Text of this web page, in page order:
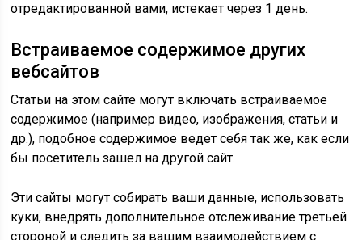
отредактированной вами, истекает через 1 день.
Встраиваемое содержимое других
вебсайтов
Статьи на этом сайте могут включать встраиваемое
содержимое (например видео, изображения, статьи и
др.), подобное содержимое ведет себя так же, как если
бы посетитель зашел на другой сайт.
Эти сайты могут собирать ваши данные, использовать
куки, внедрять дополнительное отслеживание третьей
стороной и следить за вашим взаимодействием с